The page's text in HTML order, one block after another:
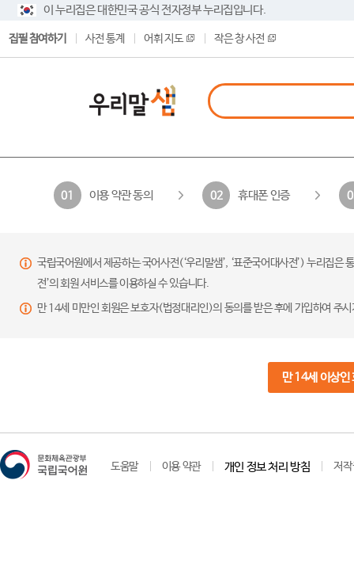
이 누리집은 대한민국 공식 전자정부 누리집입니다.
집필 참여하기 사전 통계 어휘 지도 작은 창 사전
01 이용 약관 동의 02 휴대폰 인증
국립국어원에서 제공하는 국어사전(‘우리말샘’, ‘표준국어대사전’) 누리집
전’의 회원 서비스를 이용하실 수 있습니다.
만 14세 미만인 회원은 보호자(법정대리인)의 동의를 받은 후에 가입하여 주
만 14세 이상인
도움말 이용 약관 개인 정보 처리 방침 저